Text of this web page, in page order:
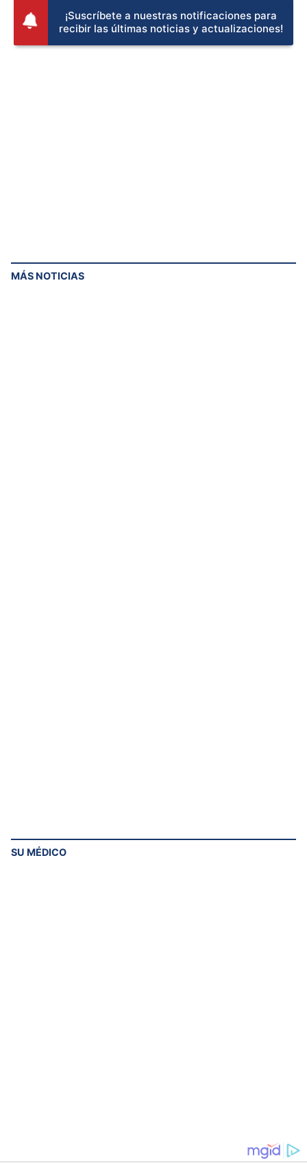
¡Suscríbete a nuestras notificaciones para
recibir las últimas noticias y actualizaciones!
MÁS NOTICIAS
SU MÉDICO